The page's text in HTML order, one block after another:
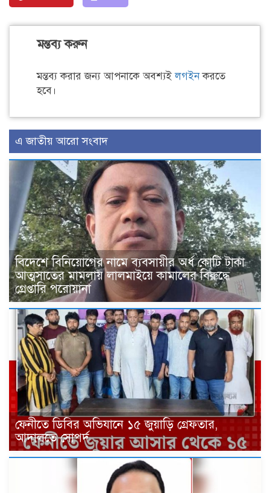
মন্তব্য করুন
মন্তব্য করার জন্য আপনাকে অবশ্যইলগইনকরতে
হবে।
এ জাতীয় আরো সংবাদ
বিদেশে বিনিয়োগের নামে ব্যবসায়ীর অর্ধ কোটি টাকা
আত্মসাতের মামলায় লালমাইয়ে কামালের বিরুদ্ধে
গ্রেপ্তারি পরোয়ানা
ফেনীতে ডিবির অভিযানে ১৫ জুয়াড়ি গ্রেফতার,
আদালতে সোপর্দ